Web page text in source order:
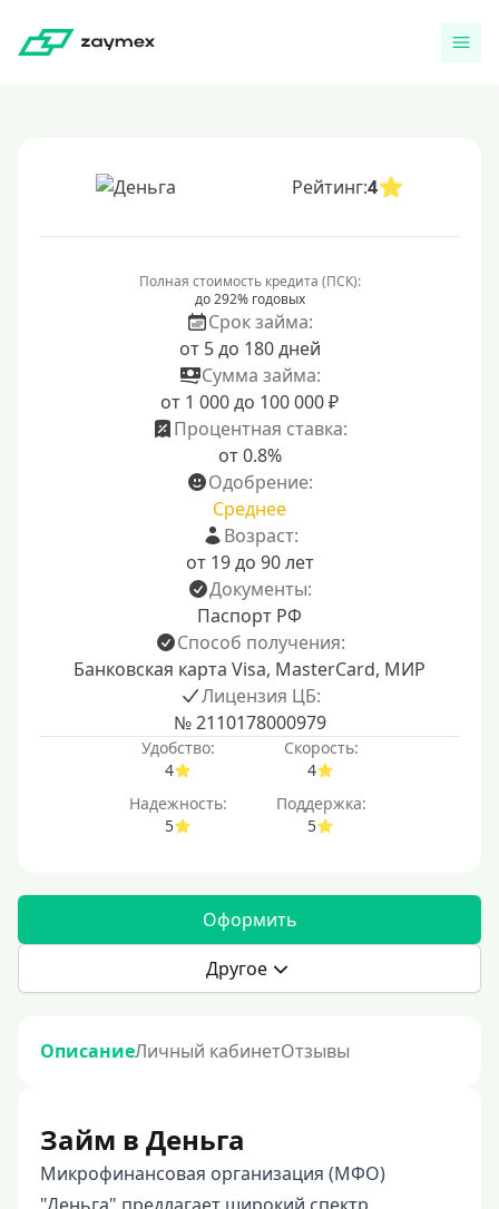
Рейтинг:4
Полная стоимость кредита (ПСК):
до 292% годовых
Срок займа:
от 5 до 180 дней
Сумма займа:
от 1 000 до 100 000 ₽
Процентная ставка:
от 0.8%
Одобрение:
Среднее
Возраст:
от 19 до 90 лет
Документы:
Паспорт РФ
Способ получения:
Банковская карта Visa, MasterCard, МИР
Лицензия ЦБ:
№ 2110178000979
Удобство:
4
Скорость:
4
Надежность:
5
Поддержка:
5
Оформить
Другое
ОписаниеЛичный кабинетОтзывы
Займ в Деньга
Микрофинансовая организация (МФО)